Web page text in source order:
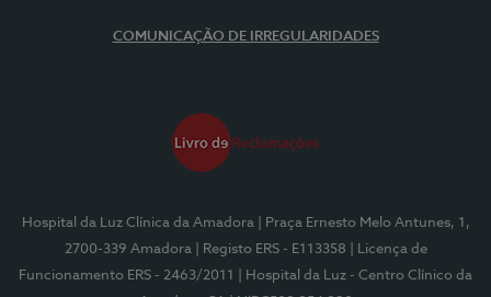
COMUNICAÇÃO DE IRREGULARIDADES
Hospital da Luz Clínica da Amadora
| Praça Ernesto Melo Antunes, 1,
2700-339 Amadora
| Registo ERS - E113358
| Licença de
Funcionamento ERS - 2463/2011
| Hospital da Luz - Centro Clínico da